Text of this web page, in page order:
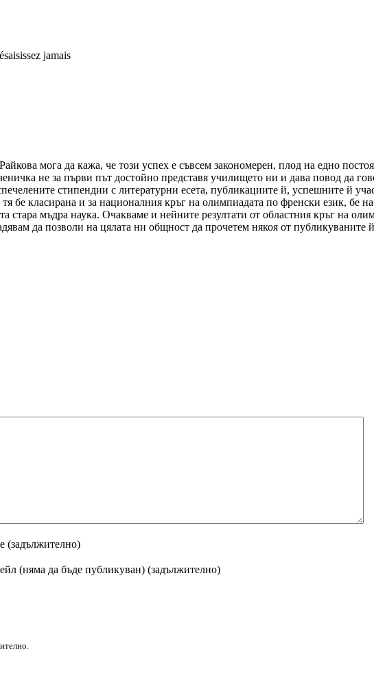
jamais
мога да кажа, че този успех е съвсем закономерен, плод на едно
не за първи път достойно представя училището ни и дава повод да
стипендии с литературни есета, публикациите й, успешните й
бе класирана и за националния кръг на олимпиадата по френски език, бе
стара мъдра наука. Очакваме и нейните резултати от областния кръг на
да позволи на цялата ни общност да прочетем някоя от публикуваните
(задължително)
(няма да бъде публикуван) (задължително)